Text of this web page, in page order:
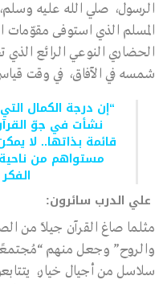
الرسول، صلي الله عليه
المسلم الذي استوفى مقوّمات
الحضاري النوعي الرائع
شمسه في الآفاق، في وقت
“إن درجة الكمال
نشأت في جوّ
قائمة بذاتها.. لا
مستواهم من
علي الدرب سائرون:
مثلما صاغ القرآن جيلاً من
والروح” وجعل منهم
سلاسل من أجيال خيار،